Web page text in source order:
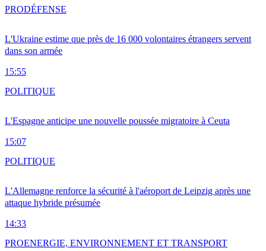
L'Ukraine estime que près de 16 000 volontaires étrangers servent
dans son armée
15:55
PRODÉFENSE
L'Espagne anticipe une nouvelle poussée migratoire à Ceuta
15:07
POLITIQUE
L'Allemagne renforce la sécurité à l'aéroport de Leipzig après une
attaque hybride présumée
14:33
POLITIQUE
PROENERGIE, ENVIRONNEMENT ET TRANSPORT